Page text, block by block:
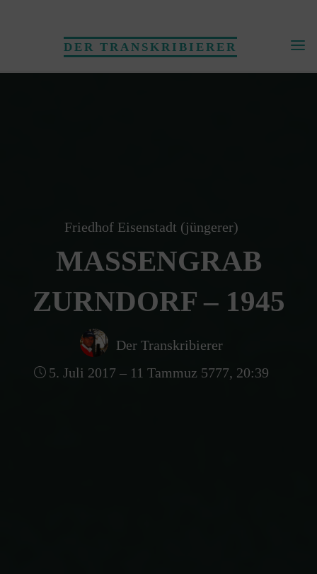
DER TRANSKRIBIERER
Friedhof Eisenstadt (jüngerer)
MASSENGRAB
ZURNDORF – 1945
Der Transkribierer
5. Juli 2017 – 11 Tammuz 5777, 20:39